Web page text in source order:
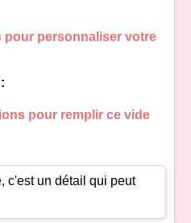
personnaliser votre
pour remplir ce vide
c'est un détail qui peut